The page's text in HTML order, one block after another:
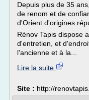
Depuis plus de 35
de renom et de
d'Orient d'origines
Rénov Tapis dispose
d'entretien, et
l'ancienne et à la...
Lire la suite
Site : http://